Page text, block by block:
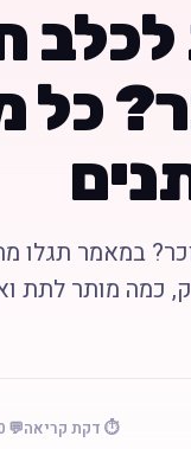
במאמר תגלו
כמה מותר לתת
⏱️ דקת קריאה💬 0 תגובות